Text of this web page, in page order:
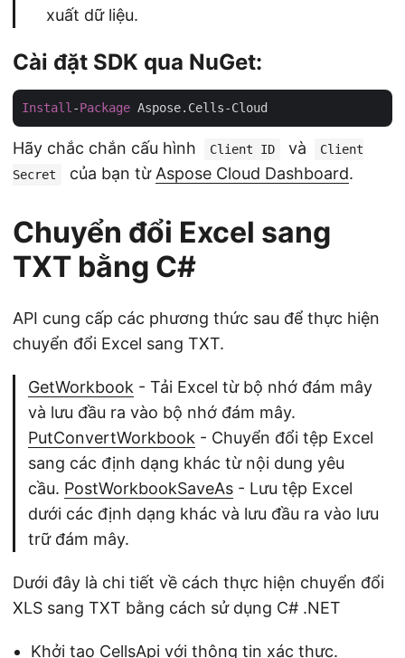
xuất dữ liệu.
Cài đặt SDK qua NuGet:
Install -Package
Hãy chắc chắn cấu hình Client ID và
Client
Secret
của bạn từ Aspose Cloud Dashboard.
Chuyển đổi Excel sang
TXT bằng C#
API cung cấp các phương thức sau để thực hiện
chuyển đổi Excel sang TXT.
GetWorkbook - Tải Excel từ bộ nhớ đám mây
và lưu đầu ra vào bộ nhớ đám mây.
PutConvertWorkbook - Chuyển đổi tệp Excel
sang các định dạng khác từ nội dung yêu
cầu. PostWorkbookSaveAs - Lưu tệp Excel
dưới các định dạng khác và lưu đầu ra vào lưu
trữ đám mây.
Dưới đây là chi tiết về cách thực hiện chuyển đổi
XLS sang TXT bằng cách sử dụng C# .NET
Khởi tạo CellsApi với thông tin xác thực.